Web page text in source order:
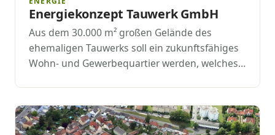
Energiekonzept Tauwerk GmbH
Aus dem 30.000 m² großen Gelände des
ehemaligen Tauwerks soll ein zukunftsfähiges
Wohn- und Gewerbequartier werden, welches…